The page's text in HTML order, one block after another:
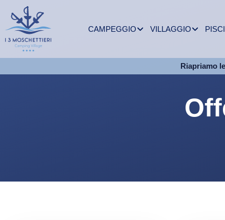
CAMPEGGIO VILLAGGIO
Riapriamo